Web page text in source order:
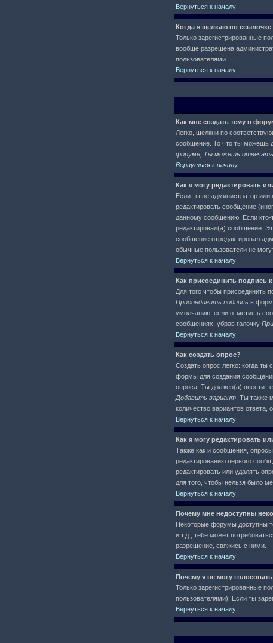
Вернуться к началу
Когда я щелкаю по ссылочке
Только зарегистрированные
вообще разрешена
пользователями.
Вернуться к началу
Как мне создать тему в
Легко, щелкни по
сообщение. То что ты можешь
форуме, Ты можешь отвечать
Вернуться к началу
Как я могу редактировать
Если ты не администратор
редактировать сообщение
данному сообщению. Если кто-
редактировал(а) сообщение.
сообщение отредактировал
обычные пользователи не
Вернуться к началу
Как присоединить подпись
Для того чтобы присоединить
Присоединить подпись в
умолчанию, если отметишь
сообщениях, убрав галочку
Вернуться к началу
Как создать опрос?
Создать опрос легко: когда
формы для создания
опроса. Ты должен(а) ввести
Добавить вариант . Ты также
количество вариантов ответа,
Вернуться к началу
Как я могу редактировать
Также как и сообщения,
редактированию первого
редактировать или удалять
для того, чтобы нельзя было
Вернуться к началу
Почему мне недоступны
Некоторые форумы доступны
и т.д., тебе может
разрешение, свяжись с ними.
Вернуться к началу
Почему я не могу
Только зарегистрированные
пользователями). Если ты
Вернуться к началу